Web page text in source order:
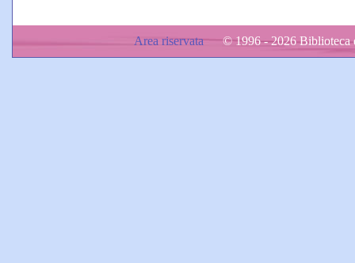
Area riservata© 1996 - 2026 Biblioteca